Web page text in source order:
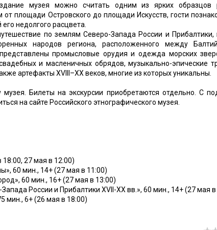
музея можно считать одним из ярких образцов
площади Островского до площади Искусств, гости
недолгого расцвета.
по землям Северо-Запада России и Прибалтики,
народов региона, расположенного между
промысловые орудия и одежда морских
и масленичных обрядов, музыкально-эпические
артефакты XVIII–XX веков, многие из которых уникальны.
Билеты на экскурсии приобретаются отдельно. С
на сайте Российского этнографического музея.
18:00, 27 мая в 12:00)
60 мин., 14+ (27 мая в 11:00)
60 мин., 16+ (27 мая в 13:00)
России и Прибалтики XVII-XX вв.», 60 мин., 14+ (27 мая
мин., 6+ (26 мая в 18:00)